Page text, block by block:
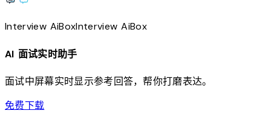
Interview AiBoxInterviewAiBox
AI 面试实时助手
面试中屏幕实时显示参考回答，帮你打磨表达。
免费下载download